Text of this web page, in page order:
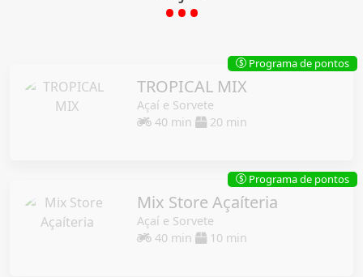
TROPICAL MIX
Açaí e Sorvete
40 min
20 min
$ Programa de pontos
Mix Store Açaíteria
Açaí e Sorvete
40 min
10 min
$ Programa de pontos